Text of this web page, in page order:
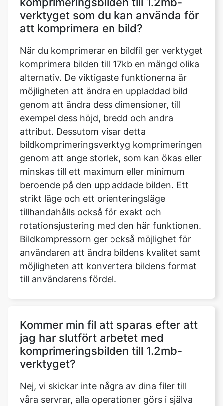
När du komprimerar en bildfil ger verktyget
komprimera bilden till 17kb en mängd olika
alternativ. De viktigaste funktionerna är
möjligheten att ändra en uppladdad bild
genom att ändra dess dimensioner, till
exempel dess höjd, bredd och andra
attribut. Dessutom visar detta
bildkomprimeringsverktyg komprimeringen
genom att ange storlek, som kan ökas eller
minskas till ett maximum eller minimum
beroende på den uppladdade bilden. Ett
strikt läge och ett orienteringsläge
tillhandahålls också för exakt och
rotationsjustering med den här funktionen.
Bildkompressorn ger också möjlighet för
användaren att ändra bildens kvalitet samt
möjligheten att konvertera bildens format
till användarens fördel.
Kommer min fil att sparas efter att
verktyget?
Nej, vi skickar inte några av dina filer till
våra servrar, alla operationer görs i själva
webbläsaren, därför är alla dina filer helt
säkra.